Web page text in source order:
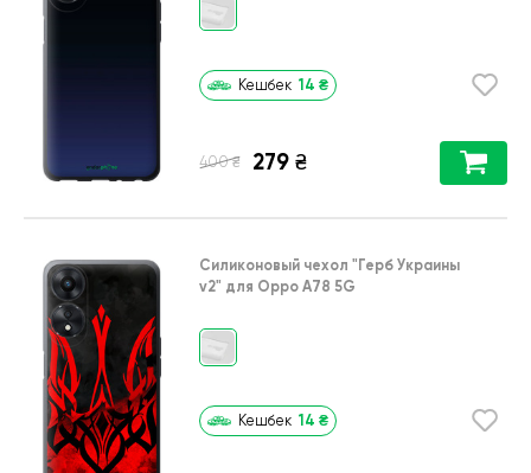
Кешбек 14 ₴
400 ₴ 279 ₴
Силиконовый чехол "Герб Украины
v2" для Oppo A78 5G
Кешбек 14 ₴